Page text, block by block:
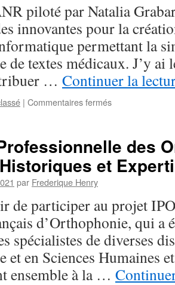
piloté par Natalia
innovantes pour la
permettant la
de textes médicaux. J’y
… Continuer la
| Commentaires ferméssur
des
et
par Frederique Henry
de participer au projet
d’Orthophonie, qui a
spécialistes de diverses
et en Sciences Humaines
ensemble à la …